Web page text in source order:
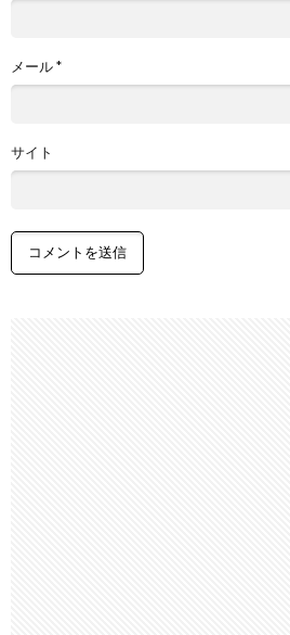
メール*
サイト